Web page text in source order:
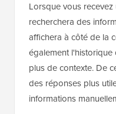
Lorsque vous
recherchera des
affichera à côté de la
également
plus de contexte. De
des réponses plus
informations